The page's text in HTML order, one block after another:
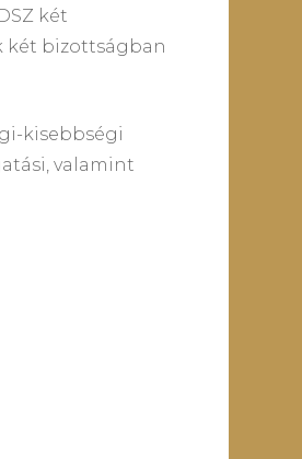
két
két bizottságban
kisebbségi
valamint